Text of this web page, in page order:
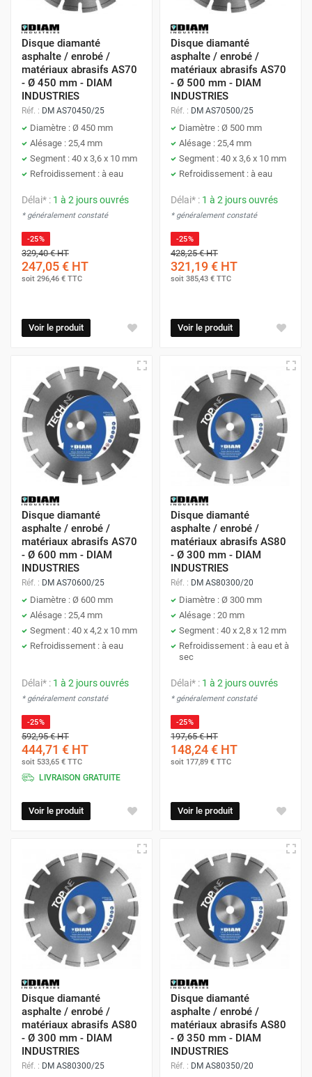
Disque diamanté
asphalte / enrobé /
matériaux abrasifs AS70
- Ø 450 mm - DIAM
INDUSTRIES
Réf. : DM AS70450/25
Diamètre : Ø 450 mm
Alésage : 25,4 mm
Segment : 40 x 3,6 x 10 mm
Refroidissement : à eau
Délai* : 1 à 2 jours ouvrés
* généralement constaté
-25%
329,40 €HT
247,05 € HT
soit 296,46 € TTC
Voir le produit
Disque diamanté
asphalte / enrobé /
matériaux abrasifs AS70
- Ø 500 mm - DIAM
INDUSTRIES
Réf. : DM AS70500/25
Diamètre : Ø 500 mm
Alésage : 25,4 mm
Segment : 40 x 3,6 x 10 mm
Refroidissement : à eau
Délai* : 1 à 2 jours ouvrés
* généralement constaté
-25%
428,25 €HT
321,19 € HT
soit 385,43 € TTC
Voir le produit
Disque diamanté
asphalte / enrobé /
matériaux abrasifs AS70
- Ø 600 mm - DIAM
INDUSTRIES
Réf. : DM AS70600/25
Diamètre : Ø 600 mm
Alésage : 25,4 mm
Segment : 40 x 4,2 x 10 mm
Refroidissement : à eau
Délai* : 1 à 2 jours ouvrés
* généralement constaté
-25%
592,95 €HT
444,71 € HT
soit 533,65 € TTC
LIVRAISON GRATUITE
Voir le produit
Disque diamanté
asphalte / enrobé /
matériaux abrasifs AS80
- Ø 300 mm - DIAM
INDUSTRIES
Réf. : DM AS80300/20
Diamètre : Ø 300 mm
Alésage : 20 mm
Segment : 40 x 2,8 x 12 mm
Refroidissement : à eau et à
sec
Délai* : 1 à 2 jours ouvrés
* généralement constaté
-25%
197,65 €HT
148,24 € HT
soit 177,89 € TTC
Voir le produit
Disque diamanté
asphalte / enrobé /
matériaux abrasifs AS80
- Ø 300 mm - DIAM
INDUSTRIES
Réf. : DM AS80300/25
Disque diamanté
asphalte / enrobé /
matériaux abrasifs AS80
- Ø 350 mm - DIAM
INDUSTRIES
Réf. : DM AS80350/20